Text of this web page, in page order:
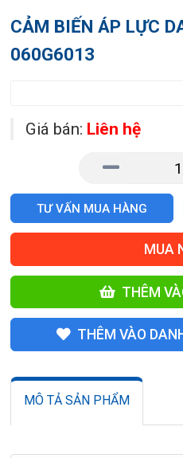
CẢM BIẾN ÁP LỰC
060G6013
Giá bán: Liên hệ
TƯ VẤN MUA HÀNG
MUA
THÊM
THÊM VÀO
MÔ TẢ SẢN PHẨM